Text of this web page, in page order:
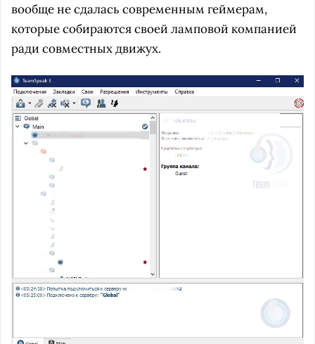
вообще не сдалась современным геймерам,
которые собираются своей ламповой компанией
ради совместных движух.